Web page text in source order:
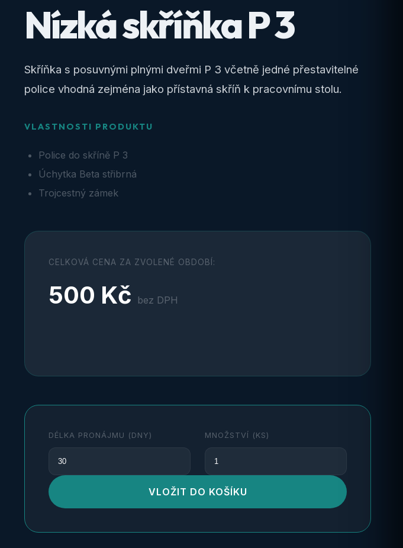
Nízká skříňka P 3
Skříňka s posuvnými plnými dveřmi P 3 včetně jedné přestavitelné
police vhodná zejména jako přístavná skříň k pracovnímu stolu.
VLASTNOSTI PRODUKTU
Police do skříně P 3
Úchytka Beta střibrná
Trojcestný zámek
CELKOVÁ CENA ZA ZVOLENÉ OBDOBÍ:
500 Kč bez DPH
DÉLKA PRONÁJMU (DNY) MNOŽSTVÍ (KS)
VLOŽIT DO KOŠÍKU